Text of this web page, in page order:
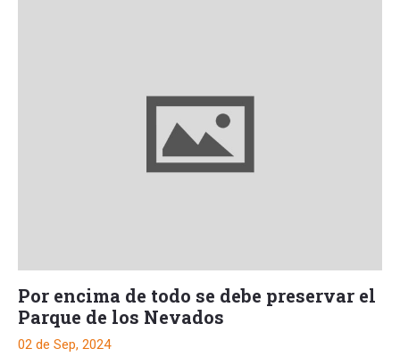
Por encima de todo se debe preservar el
Parque de los Nevados
02 de Sep, 2024